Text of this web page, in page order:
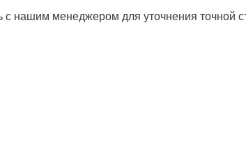
с нашим менеджером для уточнения точной